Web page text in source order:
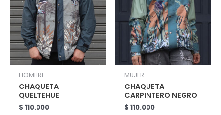
HOMBRE
CHAQUETA
QUELTEHUE
$ 110.000
MUJER
CHAQUETA
CARPINTERO NEGRO
$ 110.000